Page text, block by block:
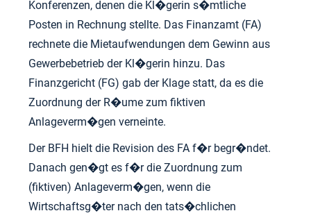
Konferenzen, denen die Kl�gerin s�mtliche
Posten in Rechnung stellte. Das Finanzamt (FA)
rechnete die Mietaufwendungen dem Gewinn aus
Gewerbebetrieb der Kl�gerin hinzu. Das
Finanzgericht (FG) gab der Klage statt, da es die
Zuordnung der R�ume zum fiktiven
Anlageverm�gen verneinte.
Der BFH hielt die Revision des FA f�r begr�ndet.
Danach gen�gt es f�r die Zuordnung zum
(fiktiven) Anlageverm�gen, wenn die
Wirtschaftsg�ter nach den tats�chlichen